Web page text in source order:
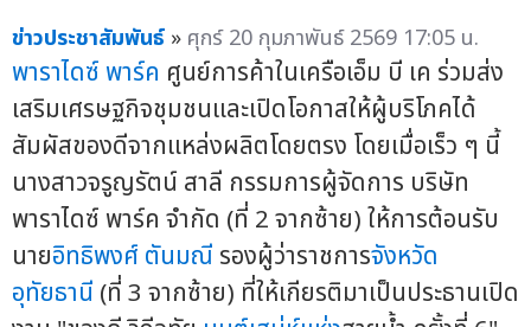
ข่าวประชาสัมพันธ์ » ศุกร์ 20 กุมภาพันธ์ 2569 17:05 น.
พาราไดซ์ พาร์ค ศูนย์การค้าในเครือเอ็ม บี เค ร่วมส่ง
เสริมเศรษฐกิจชุมชนและเปิดโอกาสให้ผู้บริโภคได้
สัมผัสของดีจากแหล่งผลิตโดยตรง โดยเมื่อเร็ว ๆ นี้
นางสาวจรูญรัตน์ สาลี กรรมการผู้จัดการ บริษัท
พาราไดซ์ พาร์ค จำกัด (ที่ 2 จากซ้าย) ให้การต้อนรับ
นายอิทธิพงศ์ ตันมณี รองผู้ว่าราชการจังหวัด
อุทัยธานี (ที่ 3 จากซ้าย) ที่ให้เกียรติมาเป็นประธานเปิด